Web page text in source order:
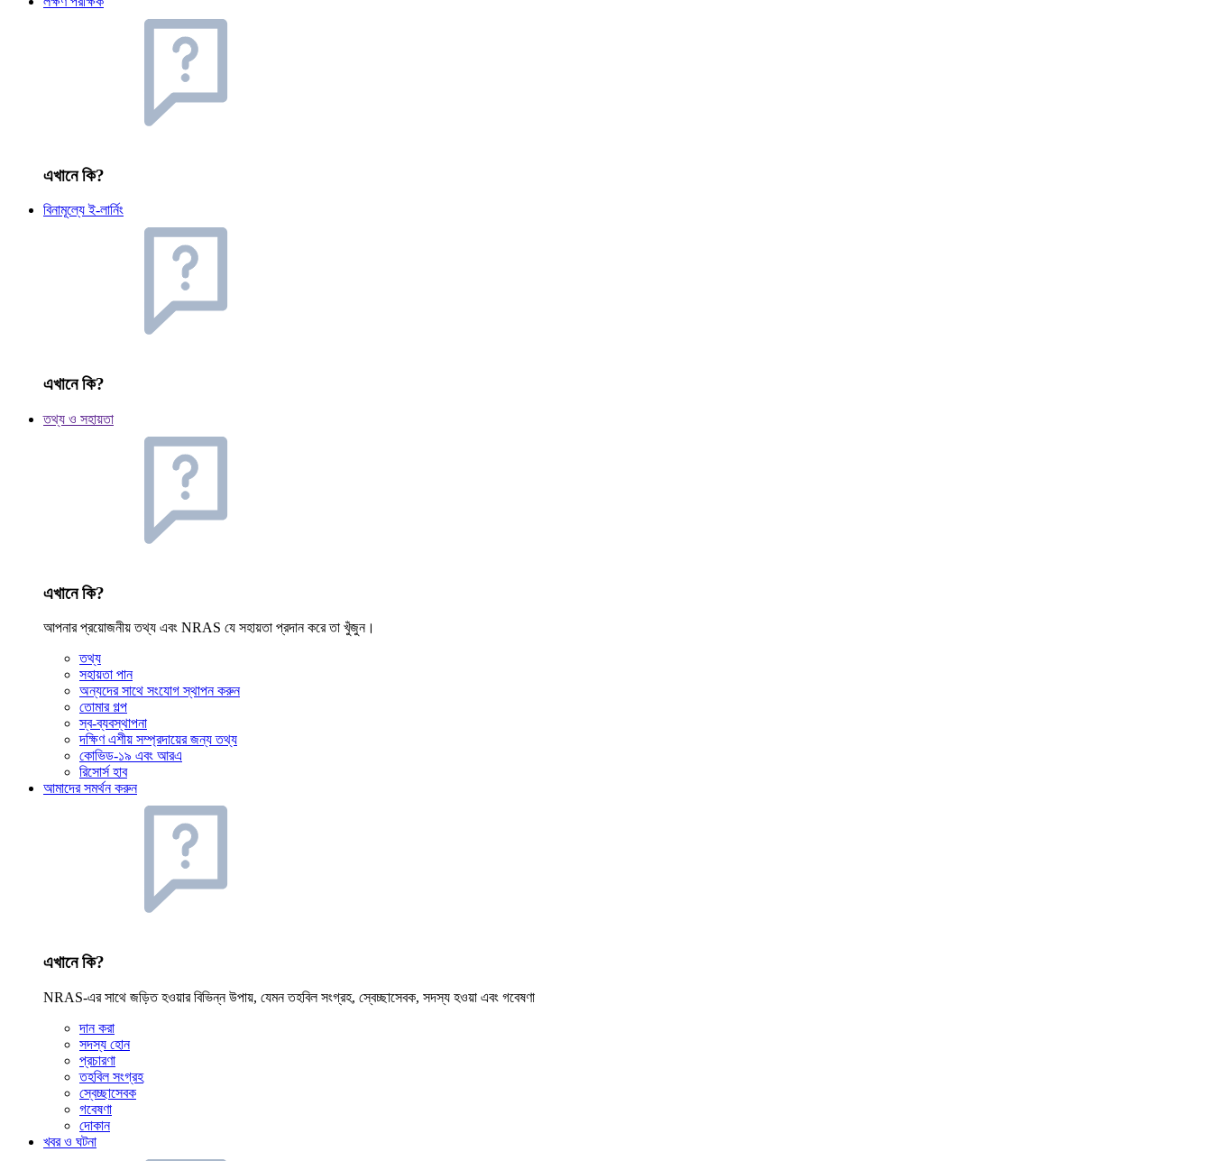
এখানে কি?
বিনামূল্যে ই-লার্নিং
এখানে কি?
তথ্য ও সহায়তা
এখানে কি?
আপনার প্রয়োজনীয় তথ্য এবং NRAS যে সহায়তা প্রদান করে তা খুঁজুন।
তথ্য
সহায়তা পান
অন্যদের সাথে সংযোগ স্থাপন করুন
তোমার গল্প
স্ব-ব্যবস্থাপনা
দক্ষিণ এশীয় সম্প্রদায়ের জন্য তথ্য
কোভিড-১৯ এবং আরএ
রিসোর্স হাব
আমাদের সমর্থন করুন
এখানে কি?
NRAS-এর সাথে জড়িত হওয়ার বিভিন্ন উপায়, যেমন তহবিল সংগ্রহ, স্বেচ্ছাসেবক, সদস্য হওয়া এবং গবেষণা
দান করা
সদস্য হোন
প্রচারণা
তহবিল সংগ্রহ
স্বেচ্ছাসেবক
গবেষণা
দোকান
খবর ও ঘটনা